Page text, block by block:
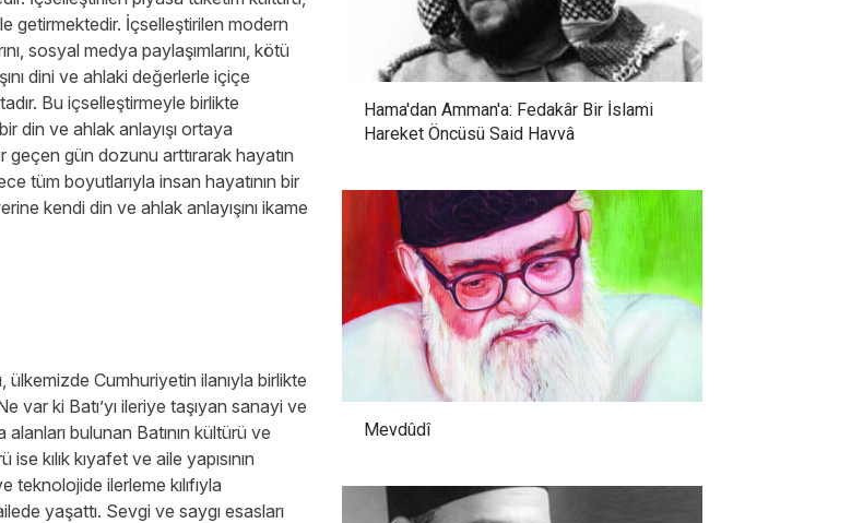
getirmektedir. İçselleştirilen modern
sosyal medya paylaşımlarını, kötü
dini ve ahlaki değerlerle içiçe
Bu içselleştirmeyle birlikte
din ve ahlak anlayışı ortaya
geçen gün dozunu arttırarak hayatın
tüm boyutlarıyla insan hayatının bir
kendi din ve ahlak anlayışını ikame
Cumhuriyetin ilanıyla birlikte
var ki Batı’yı ileriye taşıyan sanayi ve
bulunan Batının kültürü ve
kılık kıyafet ve aile yapısının
ilerleme kılıfıyla
yaşattı. Sevgi ve saygı esasları
Hama'dan Amman'a: Fedakâr Bir İslami
Hareket Öncüsü Said Havvâ
Mevdûdî